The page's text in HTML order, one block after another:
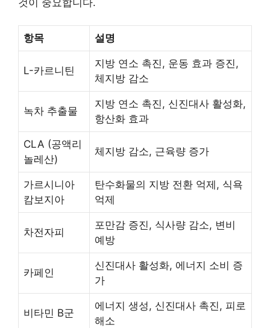
항목 설명
L-카르니틴
지방 연소 촉진, 운동 효과 증진,
체지방 감소
녹차 추출물
지방 연소 촉진, 신진대사 활성화,
항산화 효과
CLA (공액리
놀레산)
체지방 감소, 근육량 증가
가르시니아
캄보지아
탄수화물의 지방 전환 억제, 식욕
억제
차전자피
포만감 증진, 식사량 감소, 변비
예방
카페인
신진대사 활성화, 에너지 소비 증
가
비타민 B군
에너지 생성, 신진대사 촉진, 피로
해소